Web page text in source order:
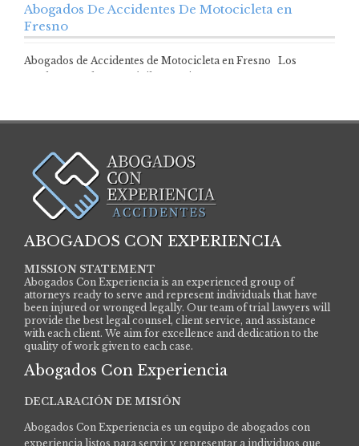
Abogados De Accidentes De Motocicleta en
Fresno
Abogados de Accidentes de Motocicleta en Fresno Los
conductores de automóviles, camiones y SUV…
ABOGADOS CON EXPERIENCIA
MISSION STATEMENT
Abogados Con Experiencia is an experienced group of
attorneys ready to serve and represent individuals that have
been injured or wronged legally. Our team of trial lawyers will
provide the best legal counsel, client service, and assistance
with each client. We aim for excellence and dedication to the
quality of work given to each case.
Abogados Con Experiencia
DECLARACIÓN DE MISIÓN
Abogados Con Experiencia es un equipo de abogados con
experiencia listos para servir y representar a individuos que